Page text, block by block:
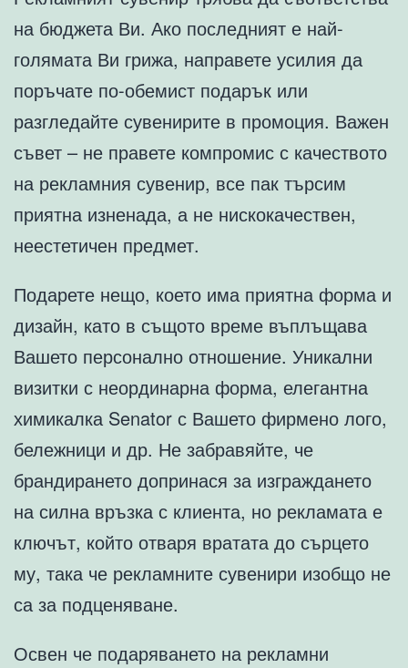
на бюджета Ви. Ако последният е най-
голямата Ви грижа, направете усилия да
поръчате по-обемист подарък или
разгледайте сувенирите в промоция. Важен
съвет – не правете компромис с качеството
на рекламния сувенир, все пак търсим
приятна изненада, а не нискокачествен,
неестетичен предмет.
Подарете нещо, което има приятна форма и
дизайн, като в същото време въплъщава
Вашето персонално отношение. Уникални
визитки с неординарна форма, елегантна
химикалка Senator с Вашето фирмено лого,
бележници и др. Не забравяйте, че
брандирането допринася за изграждането
на силна връзка с клиента, но рекламата е
ключът, който отваря вратата до сърцето
му, така че рекламните сувенири изобщо не
са за подценяване.
Освен че подаряването на рекламни